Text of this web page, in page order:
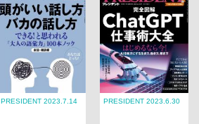
PRESIDENT 2023.7.14 PRESIDENT 2023.6.30